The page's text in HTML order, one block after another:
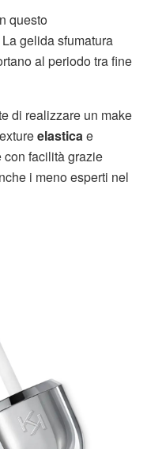
questo
gelida sfumatura
al periodo tra fine
di realizzare un make
elastica e
facilità grazie
i meno esperti nel